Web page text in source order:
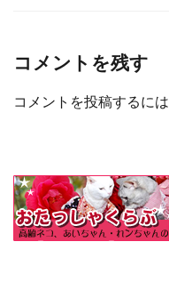
コメントを残す
コメントを投稿するには